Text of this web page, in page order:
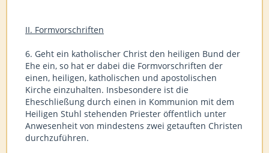
II. Formvorschriften
6. Geht ein katholischer Christ den heiligen Bund der
Ehe ein, so hat er dabei die Formvorschriften der
einen, heiligen, katholischen und apostolischen
Kirche einzuhalten. Insbesondere ist die
Eheschließung durch einen in Kommunion mit dem
Heiligen Stuhl stehenden Priester öffentlich unter
Anwesenheit von mindestens zwei getauften Christen
durchzuführen.